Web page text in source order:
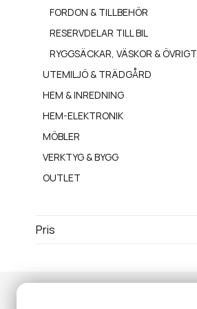
FORDON & TILLBEHÖR
RESERVDELAR TILL BIL
RYGGSÄCKAR, VÄSKOR & ÖVRIGT
UTEMILJÖ & TRÄDGÅRD
HEM & INREDNING
HEM-ELEKTRONIK
MÖBLER
VERKTYG & BYGG
OUTLET
Pris